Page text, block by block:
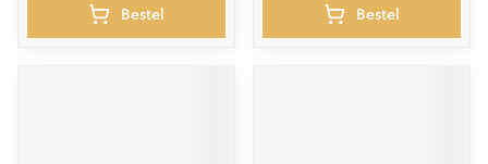
Bestel Bestel